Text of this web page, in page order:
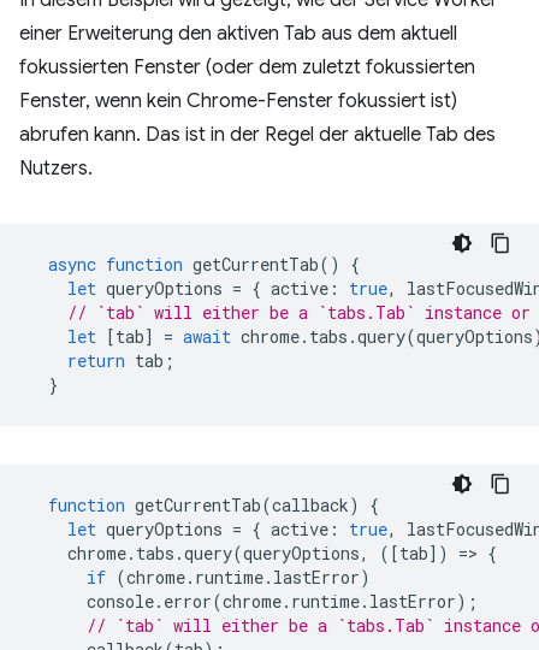
einer Erweiterung den aktiven Tab aus dem aktuell
fokussierten Fenster (oder dem zuletzt fokussierten
Fenster, wenn kein Chrome-Fenster fokussiert ist)
abrufen kann. Das ist in der Regel der aktuelle Tab des
Nutzers.
async function getCurrentTab()
{
let queryOptions = { active : true,
// `tab` will either be a `tabs.Tab` instance or
let [tab] = await chrome. tabs .query(queryOptions
return tab ;
}
function getCurrentTab(callback)
{
let queryOptions = { active : true,
chrome. tabs .query(queryOptions, ([tab]) => {
if (chrome. runtime. lastError)
console. error(chrome. runtime. lastError);
// `tab` will either be a `tabs.Tab` instance